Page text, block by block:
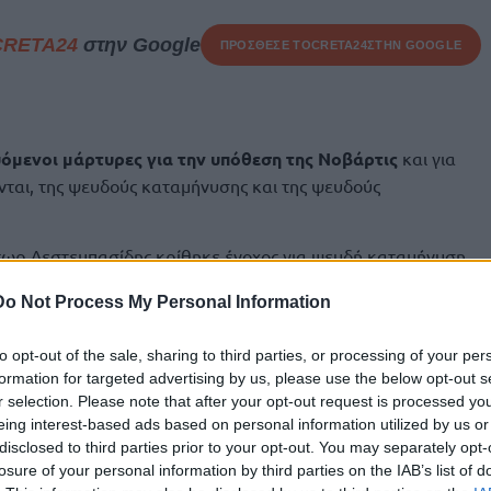
Not Process My Personal Information
opt-out of the sale, sharing to third parties, or processing of your
for targeted advertising by us, please use the below opt-out
selection. Please note that after your opt-out request is processed
interest-based ads based on personal information utilized by us
to third parties prior to your opt-out. You may separately
of your personal information by third parties on the IAB’s list of
στην Google ΠΡΟΣΘΕΣΕ ΤΟCRETA24ΣΤΗΝ GOOGLE
μάρτυρες για την υπόθεση της Νοβάρτις και για
της ψευδούς καταμήνυσης και της ψευδούς
Δεστεμπασίδης κρίθηκε ένοχος για ψευδή καταμήνυση
Λοβερδου και Νίκου Μανιαδακη και ένοχος για
για δύο πράξεις.
«Αικατερίνη Κελέση» κρίθηκε ένοχη για ψευδή
προσώπων, των Αδωνι Γεωργιάδη, Γιάννη Στουρνάρα,
Σαμάρα και ένοχη για ψευδή κατάθεση κατ’
λόγω αμφιβολιών για το αδίκημα της ψευδούς